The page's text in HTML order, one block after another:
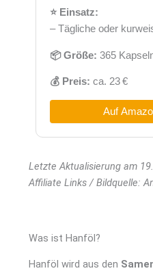
⭐ Einsatz:
– Tägliche oder
📦 Größe: 365
💰 Preis: ca. 23 €
Auf
Letzte Aktualisierung am
Affiliate Links / Bildquelle:
Was ist Hanföl?
Hanföl wird aus den